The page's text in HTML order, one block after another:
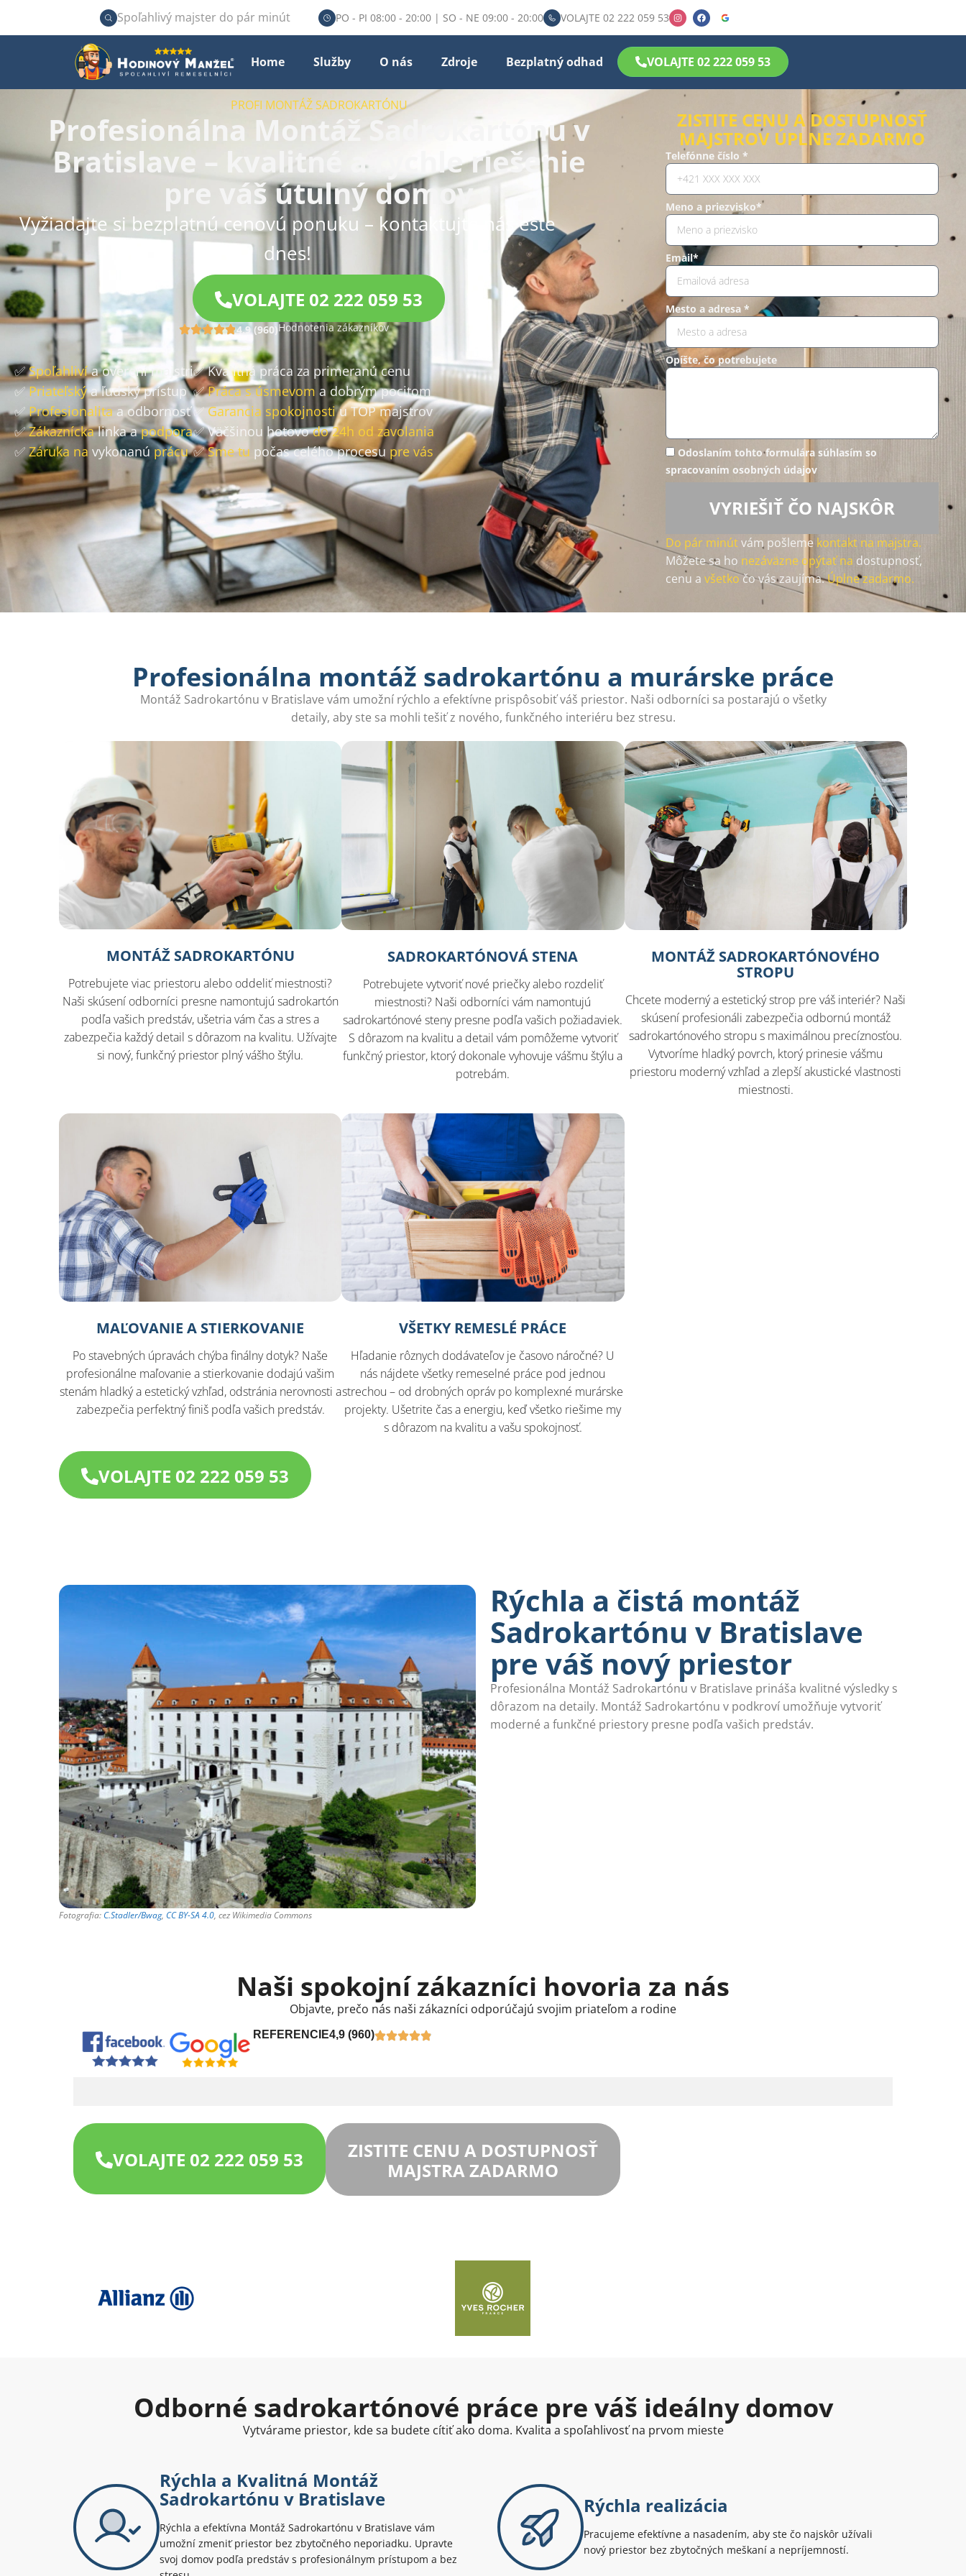
Spoľahlivý majster do pár minút PO - PI 08:00 - 20:00 | SO - NE 09:00 - 20:00 VOLAJTE 02 222 059 53
Home Služby O nás Zdroje Bezplatný odhad VOLAJTE 02 222 059 53
PROFI MONTÁŽ SADROKARTÓNU
Profesionálna Montáž Sadrokartónu v
Bratislave – kvalitné a rýchle riešenie
pre váš útulný domov
Vyžiadajte si bezplatnú cenovú ponuku – kontaktujte nás ešte
dnes!
VOLAJTE 02 222 059 53
4.9 (960)Hodnotenia zákazníkov
✅Spoľahlivía overení majstri
✅Priateľskýa ľudský prístup
✅Profesionalita a odbornosť
✅Zákazníckalinka apodpora
✅Záruka na vykonanúprácu
✅ Kvalitná práca za primeranú cenu
✅Práca s úsmevom a dobrým pocitom
✅Garancia spokojnostiu TOP majstrov
✅ Väčšinou hotovodo 24h od zavolania
✅Sme tu počas celého procesu pre vás
ZISTITE CENU A DOSTUPNOSŤ
MAJSTROV ÚPLNE ZADARMO
Telefónne číslo *
Meno a priezvisko*
Email*
Mesto a adresa *
Opíšte, čo potrebujete
Odoslaním tohto formulára súhlasím so
spracovaním osobných údajov
VYRIEŠIŤ ČO NAJSKÔR
Do pár minútvám pošleme kontakt na majstra.
Môžete sa ho nezáväzne opýtať na dostupnosť,
cenu a všetkočo vás zaujíma.Úplne zadarmo.
Profesionálna montáž sadrokartónu a murárske práce
Montáž Sadrokartónu v Bratislave vám umožní rýchlo a efektívne prispôsobiť váš priestor. Naši odborníci sa postarajú o všetky
detaily, aby ste sa mohli tešiť z nového, funkčného interiéru bez stresu.
MONTÁŽ SADROKARTÓNU
Potrebujete viac priestoru alebo oddeliť miestnosti?
Naši skúsení odborníci presne namontujú sadrokartón
podľa vašich predstáv, ušetria vám čas a stres a
zabezpečia každý detail s dôrazom na kvalitu. Užívajte
si nový, funkčný priestor plný vášho štýlu.
SADROKARTÓNOVÁ STENA
Potrebujete vytvoriť nové priečky alebo rozdeliť
miestnosti? Naši odborníci vám namontujú
sadrokartónové steny presne podľa vašich požiadaviek.
S dôrazom na kvalitu a detail vám pomôžeme vytvoriť
funkčný priestor, ktorý dokonale vyhovuje vášmu štýlu a
potrebám.
MONTÁŽ SADROKARTÓNOVÉHO
STROPU
Chcete moderný a estetický strop pre váš interiér? Naši
skúsení profesionáli zabezpečia odbornú montáž
sadrokartónového stropu s maximálnou precíznosťou.
Vytvoríme hladký povrch, ktorý prinesie vášmu
priestoru moderný vzhľad a zlepší akustické vlastnosti
miestnosti.
MAĽOVANIE A STIERKOVANIE
Po stavebných úpravách chýba finálny dotyk? Naše
profesionálne maľovanie a stierkovanie dodajú vašim
stenám hladký a estetický vzhľad, odstránia nerovnosti a
zabezpečia perfektný finiš podľa vašich predstáv.
VŠETKY REMESLÉ PRÁCE
Hľadanie rôznych dodávateľov je časovo náročné? U
nás nájdete všetky remeselné práce pod jednou
strechou – od drobných opráv po komplexné murárske
projekty. Ušetrite čas a energiu, keď všetko riešime my
s dôrazom na kvalitu a vašu spokojnosť.
VOLAJTE 02 222 059 53
Fotografia: C.Stadler/Bwag, CC BY-SA 4.0, cez Wikimedia Commons
Rýchla a čistá montáž
Sadrokartónu v Bratislave
pre váš nový priestor
Profesionálna Montáž Sadrokartónu v Bratislave prináša kvalitné výsledky s
dôrazom na detaily. Montáž Sadrokartónu v podkroví umožňuje vytvoriť
moderné a funkčné priestory presne podľa vašich predstáv.
Naši spokojní zákazníci hovoria za nás
Objavte, prečo nás naši zákazníci odporúčajú svojim priateľom a rodine
REFERENCIE4,9 (960)
VOLAJTE 02 222 059 53
ZISTITE CENU A DOSTUPNOSŤ
MAJSTRA ZADARMO
Odborné sadrokartónové práce pre váš ideálny domov
Vytvárame priestor, kde sa budete cítiť ako doma. Kvalita a spoľahlivosť na prvom mieste
Rýchla a Kvalitná Montáž
Sadrokartónu v Bratislave
Rýchla a efektívna Montáž Sadrokartónu v Bratislave vám
umožní zmeniť priestor bez zbytočného neporiadku. Upravte
svoj domov podľa predstáv s profesionálnym prístupom a bez
Rýchla realizácia
Pracujeme efektívne a nasadením, aby ste čo najskôr užívali
nový priestor bez zbytočných meškaní a nepríjemností.